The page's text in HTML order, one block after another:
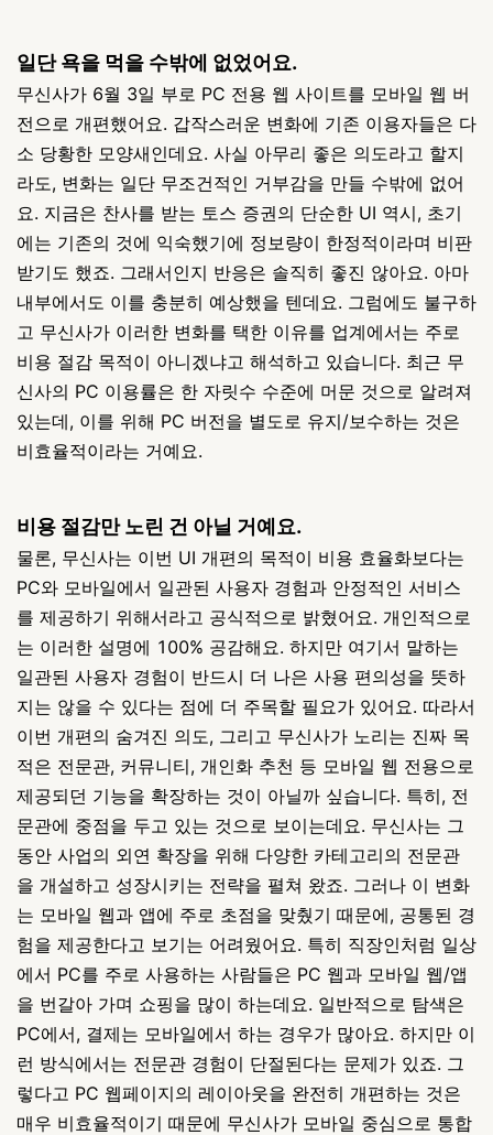
일단 욕을 먹을 수밖에 없었어요.
무신사가 6월 3일 부로 PC 전용 웹 사이트를 모바일 웹 버
전으로 개편했어요. 갑작스러운 변화에 기존 이용자들은 다
소 당황한 모양새인데요. 사실 아무리 좋은 의도라고 할지
라도, 변화는 일단 무조건적인 거부감을 만들 수밖에 없어
요. 지금은 찬사를 받는 토스 증권의 단순한 UI 역시, 초기
에는 기존의 것에 익숙했기에 정보량이 한정적이라며 비판
받기도 했죠. 그래서인지 반응은 솔직히 좋진 않아요. 아마
내부에서도 이를 충분히 예상했을 텐데요. 그럼에도 불구하
고 무신사가 이러한 변화를 택한 이유를 업계에서는 주로
비용 절감 목적이 아니겠냐고 해석하고 있습니다. 최근 무
신사의 PC 이용률은 한 자릿수 수준에 머문 것으로 알려져
있는데, 이를 위해 PC 버전을 별도로 유지/보수하는 것은
비효율적이라는 거예요.
비용 절감만 노린 건 아닐 거예요.
물론, 무신사는 이번 UI 개편의 목적이 비용 효율화보다는
PC와 모바일에서 일관된 사용자 경험과 안정적인 서비스
를 제공하기 위해서라고 공식적으로 밝혔어요. 개인적으로
는 이러한 설명에 100% 공감해요. 하지만 여기서 말하는
일관된 사용자 경험이 반드시 더 나은 사용 편의성을 뜻하
지는 않을 수 있다는 점에 더 주목할 필요가 있어요. 따라서
이번 개편의 숨겨진 의도, 그리고 무신사가 노리는 진짜 목
적은 전문관, 커뮤니티, 개인화 추천 등 모바일 웹 전용으로
제공되던 기능을 확장하는 것이 아닐까 싶습니다. 특히, 전
문관에 중점을 두고 있는 것으로 보이는데요. 무신사는 그
동안 사업의 외연 확장을 위해 다양한 카테고리의 전문관
을 개설하고 성장시키는 전략을 펼쳐 왔죠. 그러나 이 변화
는 모바일 웹과 앱에 주로 초점을 맞췄기 때문에, 공통된 경
험을 제공한다고 보기는 어려웠어요. 특히 직장인처럼 일상
에서 PC를 주로 사용하는 사람들은 PC 웹과 모바일 웹/앱
을 번갈아 가며 쇼핑을 많이 하는데요. 일반적으로 탐색은
PC에서, 결제는 모바일에서 하는 경우가 많아요. 하지만 이
런 방식에서는 전문관 경험이 단절된다는 문제가 있죠. 그
렇다고 PC 웹페이지의 레이아웃을 완전히 개편하는 것은
매우 비효율적이기 때문에 무신사가 모바일 중심으로 통합